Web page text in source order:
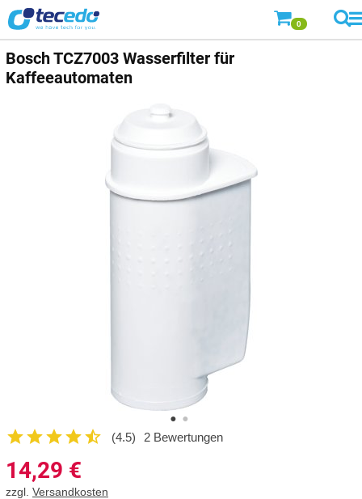
0
BoschTCZ7003 Wasserfilter für
Kaffeeautomaten
(4.5) 2 Bewertungen
14,29 €
zzgl. Versandkosten